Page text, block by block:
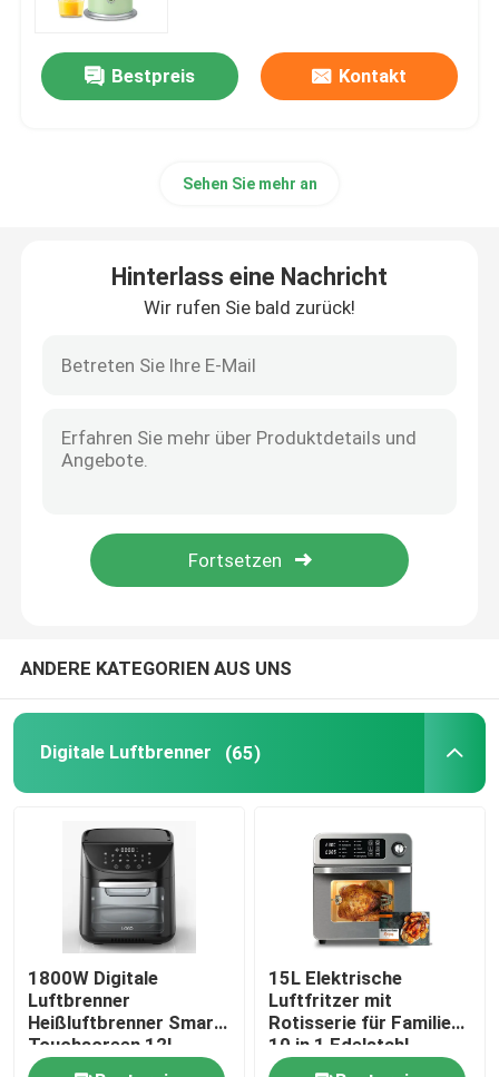
Bestpreis Kontakt
Sehen Sie mehr an
Hinterlass eine Nachricht
Wir rufen Sie bald zurück!
ANDERE KATEGORIEN AUS UNS
Digitale Luftbrenner (65)
1800W Digitale
Luftbrenner
Heißluftbrenner Smart
Touchscreen 12L
Ölfreie Luftbrenner
15L Elektrische
Luftfritzer mit
Rotisserie für Familie
10 in 1 Edelstahl
Luftfritter Toaster